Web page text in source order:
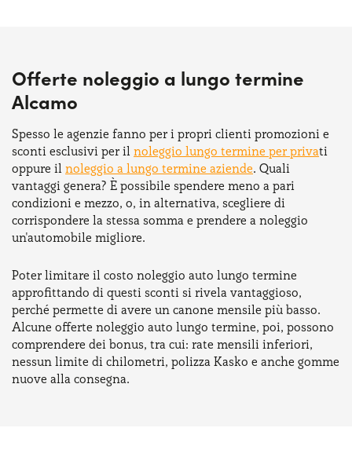
Offerte noleggio a lungo termine
Alcamo
Spesso le agenzie fanno per i propri clienti promozioni e
sconti esclusivi per il noleggio lungo termine per privati
oppure il noleggio a lungo termine aziende. Quali
vantaggi genera? È possibile spendere meno a pari
condizioni e mezzo, o, in alternativa, scegliere di
corrispondere la stessa somma e prendere a noleggio
un'automobile migliore.
Poter limitare il costo noleggio auto lungo termine
approfittando di questi sconti si rivela vantaggioso,
perché permette di avere un canone mensile più basso.
Alcune offerte noleggio auto lungo termine, poi, possono
comprendere dei bonus, tra cui: rate mensili inferiori,
nessun limite di chilometri, polizza Kasko e anche gomme
nuove alla consegna.